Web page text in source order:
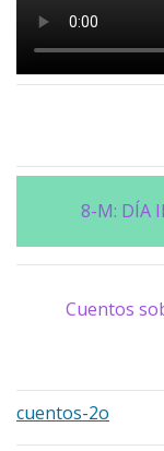
8-M: DÍA
Cuentos
cuentos-2o